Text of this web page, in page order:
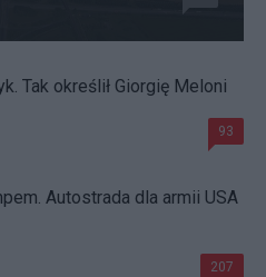
Tak określił Giorgię Meloni
93
Autostrada dla armii USA
207